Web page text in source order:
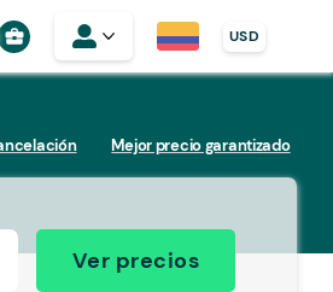
business_center USD
Mejor precio garantizado
Ver precios